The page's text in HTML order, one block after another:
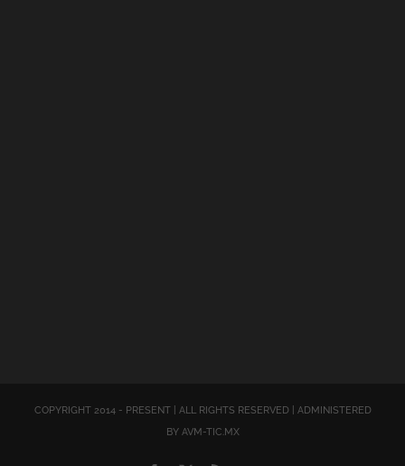
COPYRIGHT 2014 - PRESENT | ALL RIGHTS RESERVED | ADMINISTERED
BY AVM-TIC.MX